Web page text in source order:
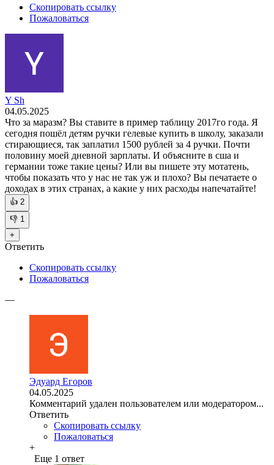
Скопировать ссылку
Пожаловаться
Y Sh
04.05.2025
Что за маразм? Вы ставите в пример таблицу 2017го года. Я
сегодня пошёл детям ручки гелевые купить в школу, заказали
стирающиеся, так заплатил 1500 рублей за 4 ручки. Почти
половину моей дневной зарплаты. И объясните в сша и
германии тоже такие цены? Или вы пишете эту мотатень,
чтобы показать что у нас не так уж и плохо? Вы печатаете о
доходах в этих странах, а какие у них расходы напечатайте!
👍 2
👎 1
+
Ответить
Скопировать ссылку
Пожаловаться
—
Эдуард Егоров
04.05.2025
Комментарий удален пользователем или модератором...
Ответить
Скопировать ссылку
Пожаловаться
+
Еще 1 ответ